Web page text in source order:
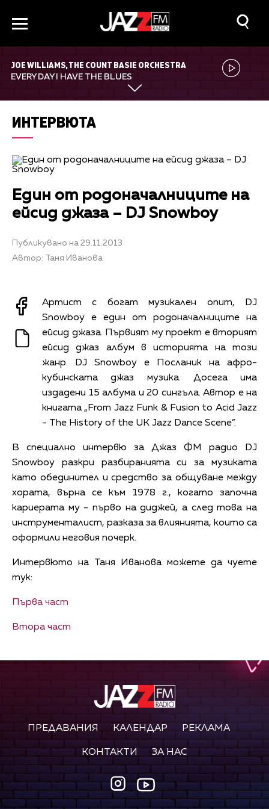
JOE WILLIAMS, THE COUNT BASIE ORCHESTRA
EVERY DAY I HAVE THE BLUES
ИНТЕРВЮТА
Един от родоначалниците на
ейсид джаза – DJ Snowboy
Публикувано на 29.11.2013
Автор: Таня Иванова
Артист с богат музикален опит, DJ
Snowboy е един от родоначалниците на
ейсид джаза. Първият му проект е вторият
ейсид джаз албум в историята на този
жанр. DJ Snowboy е Посланик на афро-
кубинската джаз музика. Досега има
издадени 15 албума и 20 сингъла. Автор е на
книгата „From Jazz Funk & Fusion to Acid Jazz
- The History of the UK Jazz Dance Scene”.
В специално интервю за Джаз ФМ радио DJ
Snowboy разкри разбиранията си за музиката
като обединител и средство за общуване между
хората, върна се към 1978 г., когато започна
кариерата му - първо на диджей, а след това на
инструменталист, разказа за влиянията, които са
оформили неговия почерк.
Интервюто на Таня Иванова можете да чуете
тук:
Първа част
Втора част
ПРЕДАВАНИЯ КАЛЕНДАР РЕКЛАМА
КОНТАКТИ ЗА НАС